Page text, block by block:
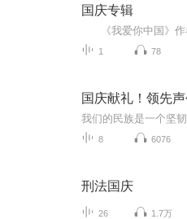
国庆专辑
1 78
国庆献礼！领先
8 6076
刑法国庆
26 1.7万